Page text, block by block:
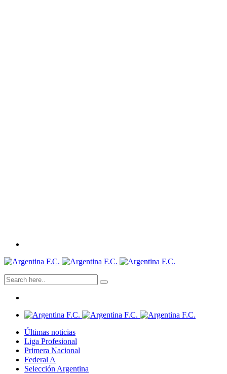
Últimas noticias
Liga Profesional
Primera Nacional
Federal A
Selección Argentina